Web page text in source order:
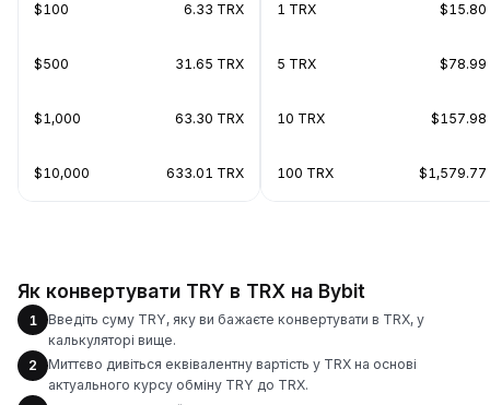
$100 6.33 TRX
$500 31.65 TRX
$1,000 63.30 TRX
$10,000 633.01 TRX
1 TRX $15.80
5 TRX $78.99
10 TRX $157.98
100 TRX $1,579.77
Як конвертувати TRY в TRX на Bybit
1
Введіть суму TRY, яку ви бажаєте конвертувати в TRX, у
калькуляторі вище.
2
Миттєво дивіться еквівалентну вартість у TRX на основі
актуального курсу обміну TRY до TRX.